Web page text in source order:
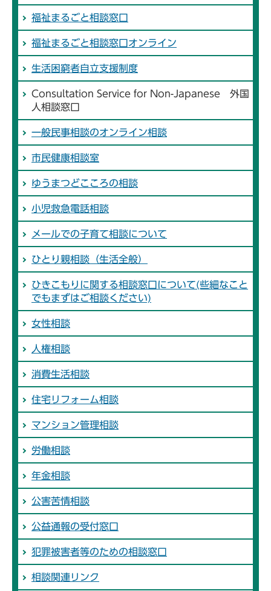
福祉まるごと相談窓口
福祉まるごと相談窓口オンライン
生活困窮者自立支援制度
Consultation Service for Non-Japanese 外国
人相談窓口
一般民事相談のオンライン相談
市民健康相談室
ゆうまつどこころの相談
小児救急電話相談
メールでの子育て相談について
ひとり親相談（生活全般）
ひきこもりに関する相談窓口について(些細なこと
でもまずはご相談ください)
女性相談
人権相談
消費生活相談
住宅リフォーム相談
マンション管理相談
労働相談
年金相談
公害苦情相談
公益通報の受付窓口
犯罪被害者等のための相談窓口
相談関連リンク